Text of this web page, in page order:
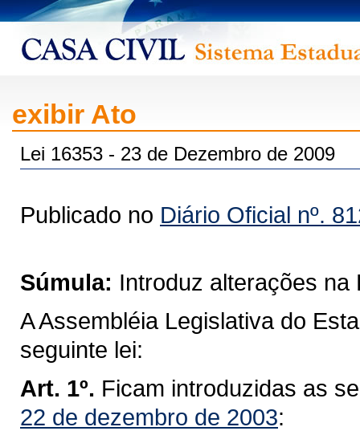
exibir Ato
Lei 16353 - 23 de Dezembro de 2009
Publicado no Diário Oficial nº.
Súmula: Introduz alterações na
A Assembléia Legislativa do
seguinte lei:
Art. 1º. Ficam introduzidas as
22 de dezembro de 2003: